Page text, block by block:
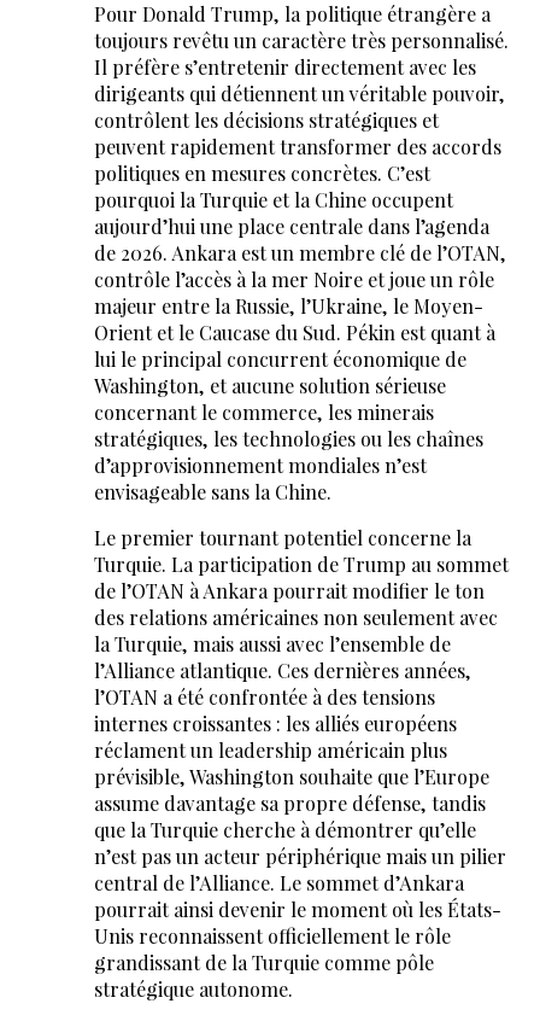
Pour Donald Trump, la politique étrangère a
toujours revêtu un caractère très personnalisé.
Il préfère s’entretenir directement avec les
dirigeants qui détiennent un véritable pouvoir,
contrôlent les décisions stratégiques et
peuvent rapidement transformer des accords
politiques en mesures concrètes. C’est
pourquoi la Turquie et la Chine occupent
aujourd’hui une place centrale dans l’agenda
de 2026. Ankara est un membre clé de l’OTAN,
contrôle l’accès à la mer Noire et joue un rôle
majeur entre la Russie, l’Ukraine, le Moyen-
Orient et le Caucase du Sud. Pékin est quant à
lui le principal concurrent économique de
Washington, et aucune solution sérieuse
concernant le commerce, les minerais
stratégiques, les technologies ou les chaînes
d’approvisionnement mondiales n’est
envisageable sans la Chine.
Le premier tournant potentiel concerne la
Turquie. La participation de Trump au sommet
de l’OTAN à Ankara pourrait modifier le ton
des relations américaines non seulement avec
la Turquie, mais aussi avec l’ensemble de
l’Alliance atlantique. Ces dernières années,
l’OTAN a été confrontée à des tensions
internes croissantes : les alliés européens
réclament un leadership américain plus
prévisible, Washington souhaite que l’Europe
assume davantage sa propre défense, tandis
que la Turquie cherche à démontrer qu’elle
n’est pas un acteur périphérique mais un pilier
central de l’Alliance. Le sommet d’Ankara
pourrait ainsi devenir le moment où les États-
Unis reconnaissent officiellement le rôle
grandissant de la Turquie comme pôle
stratégique autonome.